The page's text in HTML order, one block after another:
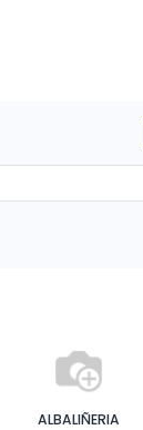
ALBALIÑERIA